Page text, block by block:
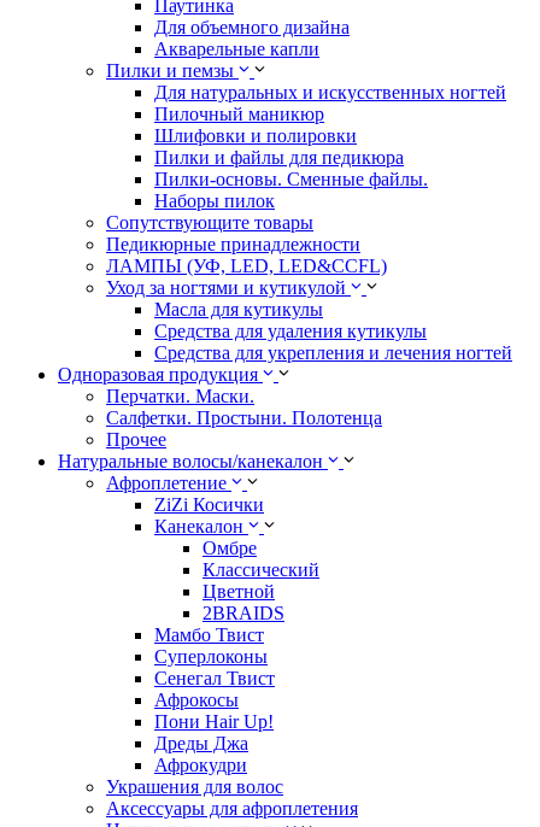
Паутинка
Для объемного дизайна
Акварельные капли
Пилки и пемзы
Для натуральных и искусственных ногтей
Пилочный маникюр
Шлифовки и полировки
Пилки и файлы для педикюра
Пилки-основы. Сменные файлы.
Наборы пилок
Сопутствующите товары
Педикюрные принадлежности
ЛАМПЫ (УФ, LED, LED&CCFL)
Уход за ногтями и кутикулой
Масла для кутикулы
Средства для удаления кутикулы
Средства для укрепления и лечения ногтей
Одноразовая продукция
Перчатки. Маски.
Салфетки. Простыни. Полотенца
Прочее
Натуральные волосы/канекалон
Афроплетение
ZiZi Косички
Канекалон
Омбре
Классический
Цветной
2BRAIDS
Мамбо Твист
Суперлоконы
Сенегал Твист
Афрокосы
Пони Hair Up!
Дреды Джа
Афрокудри
Украшения для волос
Аксессуары для афроплетения